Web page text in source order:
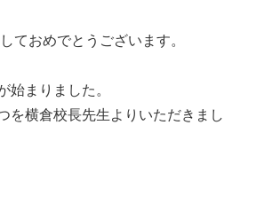
ておめでとうございます。
始まりました。
を横倉校長先生よりいただきまし